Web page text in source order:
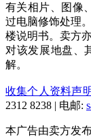
有关相片、图像
过电脑修饰处理
楼说明书。卖方
对该发展地盘、
解。
收集个人资料声
2312 8238 | 电邮:
本广告由卖方发